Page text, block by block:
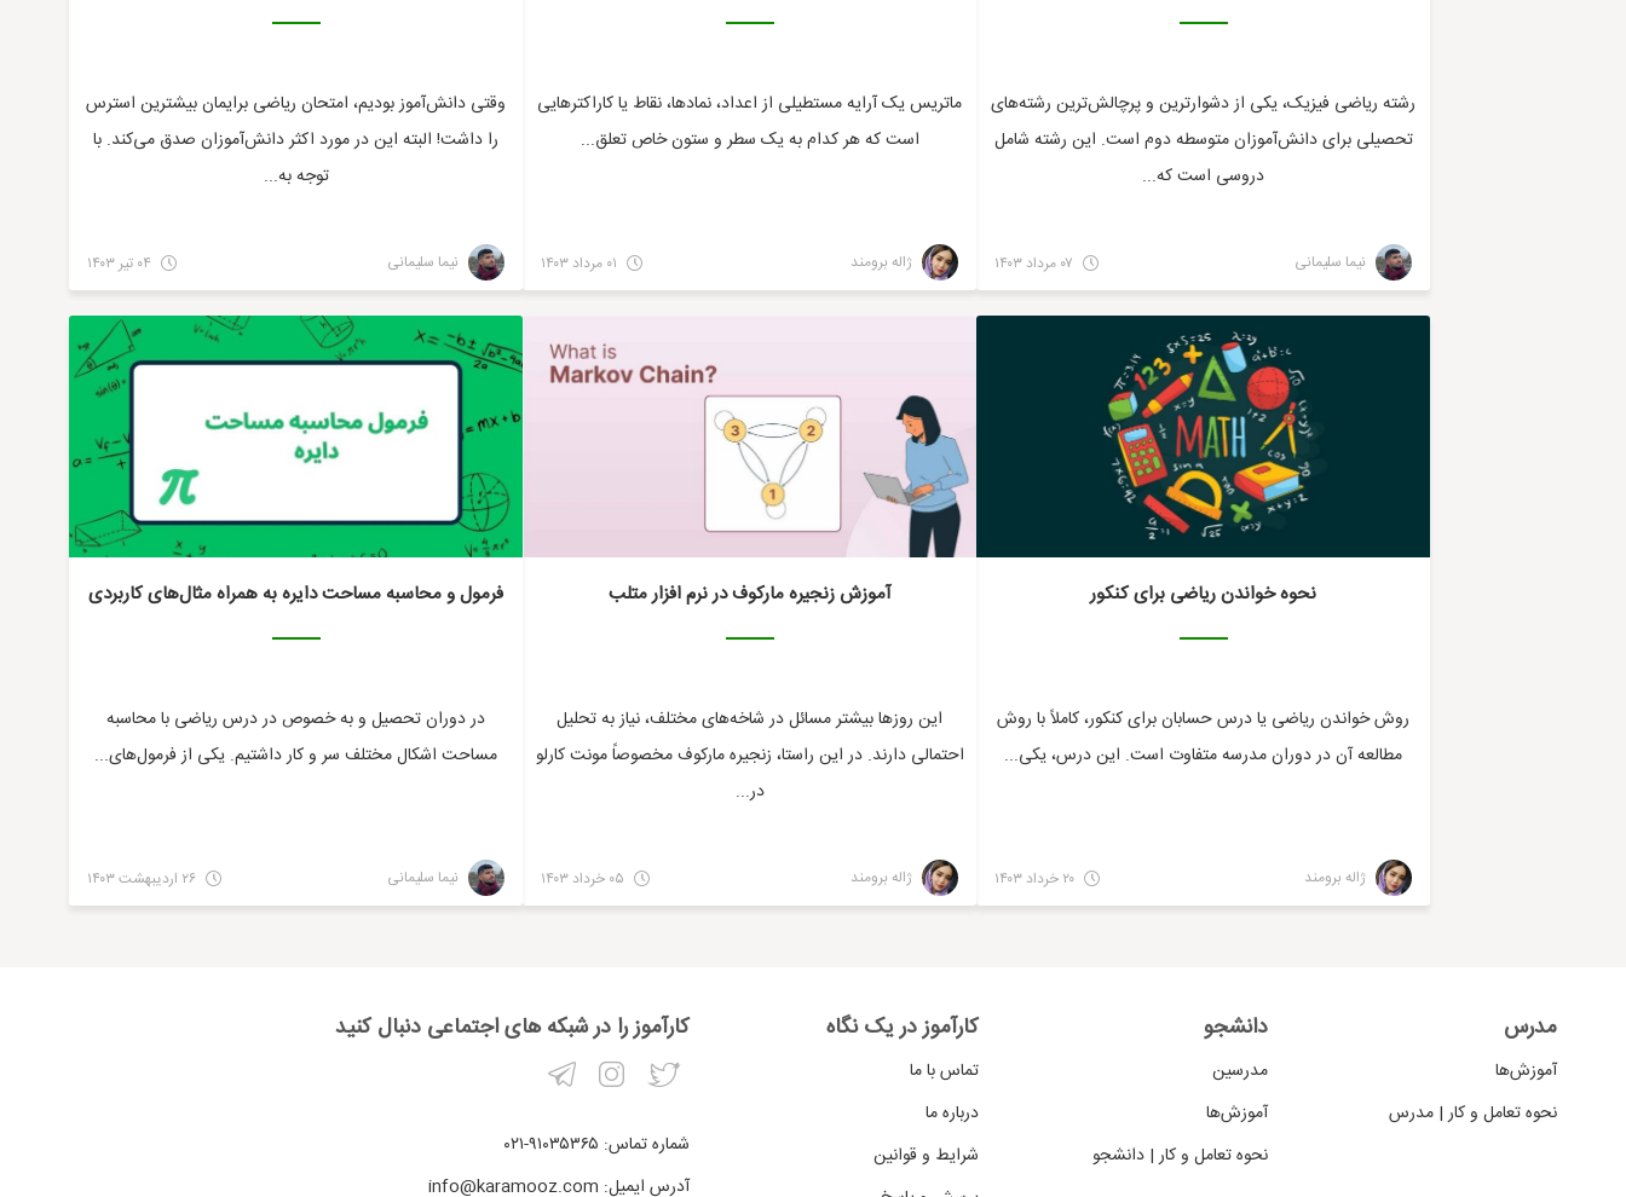
رشته ریاضی فیزیک، یکی از دشوارترین و پرچالش‌ترین رشته‌های
تحصیلی برای دانش‌آموزان متوسطه دوم است. این رشته شامل
دروسی است که...
نیما سلیمانی
ماتریس یک آرایه مستطیلی از اعداد، نمادها، نقاط یا کاراکترهایی
است که هر کدام به یک سطر و ستون خاص تعلق...
ژاله برومند
وقتی دانش‌آموز بودیم، امتحان ریاضی برایمان بیشترین استرس
را داشت! البته این در مورد اکثر دانش‌آموزان صدق می‌کند. با
توجه به...
نیما سلیمانی ریاضی
نحوه خواندن ریاضی برای کنکور
روش خواندن ریاضی یا درس حسابان برای کنکور، کاملاً با روش
مطالعه آن در دوران مدرسه متفاوت است. این درس، یکی...
ژاله برومند
ریاضی
آموزش زنجیره مارکوف در نرم افزار متلب
این روزها بیشتر مسائل در شاخه‌های مختلف، نیاز به تحلیل
احتمالی دارند. در این راستا، زنجیره مارکوف مخصوصاً مونت کارلو
در...
ژاله برومند
ریاضی
فرمول و محاسبه مساحت دایره به همراه مثال‌های کاربردی
در دوران تحصیل و به خصوص در درس ریاضی با محاسبه
مساحت اشکال مختلف سر و کار داشتیم. یکی از فرمول‌های...
نیما سلیمانی
مدرس
آموزش‌ها
نحوه تعامل و کار | مدرس
دانشجو
مدرسین
آموزش‌ها
نحوه تعامل و کار | دانشجو
کارآموز در یک نگاه
تماس با ما
درباره ما
شرایط و قوانین
کارآموز را در شبکه های اجتماعی دنبال کنید
شماره تماس: ۹۱۰۳۵۳۶۵-۰۲۱
آدرس ایمیل: info@karamooz.com